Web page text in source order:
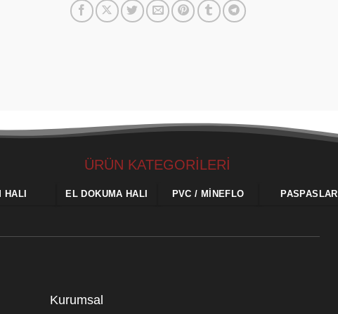
ÜRÜN KATEGORİLERİ
HALI EL DOKUMA HALI PVC / MINEFLO PASPASLAR
Kurumsal